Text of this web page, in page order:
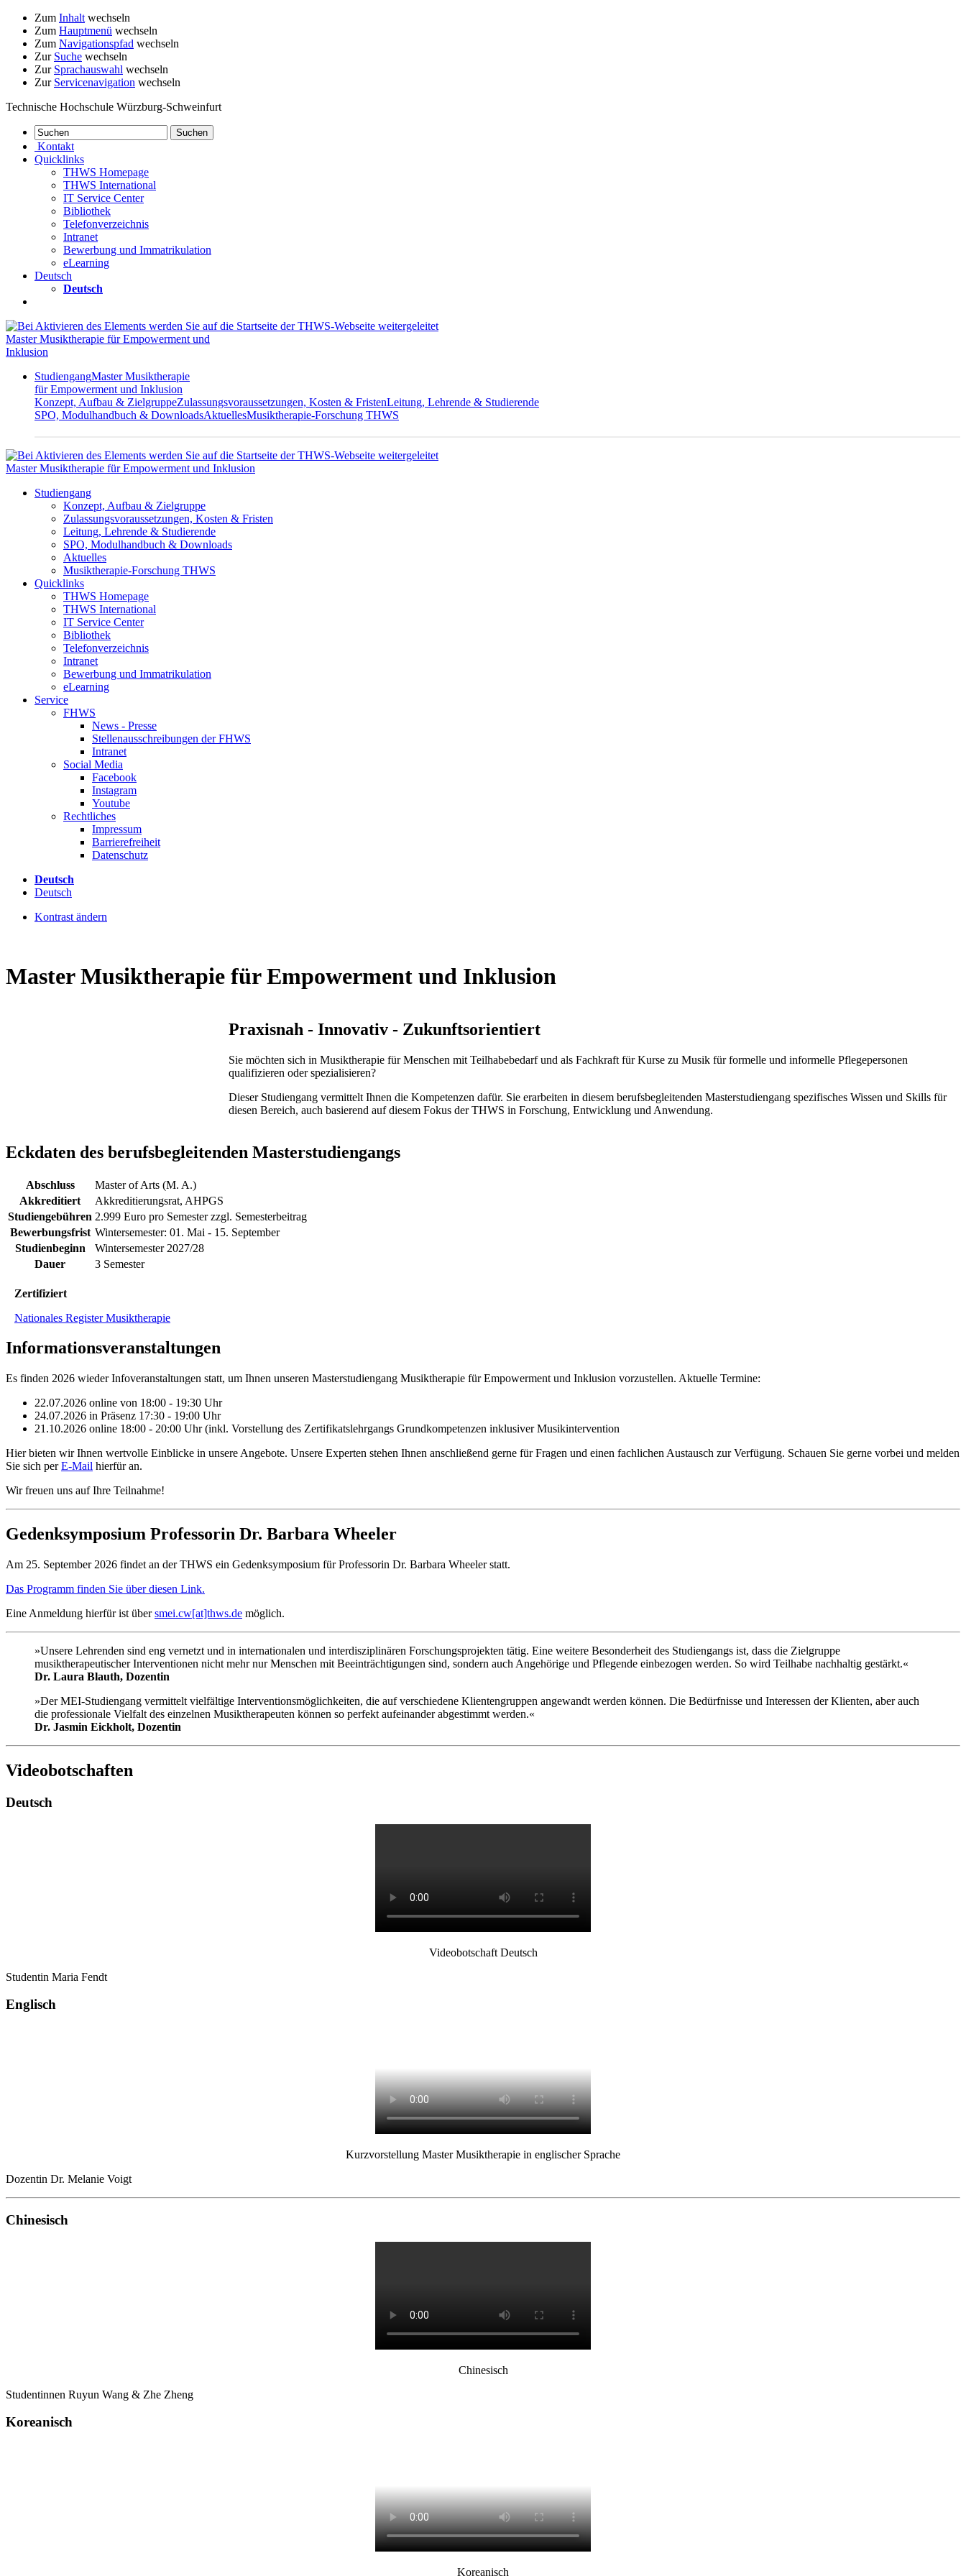
Zum Inhalt wechseln
Zum Hauptmenü wechseln
Zum Navigationspfad wechseln
Zur Suche wechseln
Zur Sprachauswahl wechseln
Zur Servicenavigation wechseln
Technische Hochschule Würzburg-Schweinfurt
Kontakt
Quicklinks
THWS Homepage
THWS International
IT Service Center
Bibliothek
Telefonverzeichnis
Intranet
Bewerbung und Immatrikulation
eLearning
Deutsch
Deutsch
Master Musiktherapie für Empowerment und
Inklusion
StudiengangMaster Musiktherapie
für Empowerment und Inklusion
Konzept, Aufbau & ZielgruppeZulassungsvoraussetzungen, Kosten & FristenLeitung, Lehrende & Studierende
SPO, Modulhandbuch & DownloadsAktuellesMusiktherapie-Forschung THWS
Master Musiktherapie für Empowerment und Inklusion
Studiengang
Konzept, Aufbau & Zielgruppe
Zulassungsvoraussetzungen, Kosten & Fristen
Leitung, Lehrende & Studierende
SPO, Modulhandbuch & Downloads
Aktuelles
Musiktherapie-Forschung THWS
Quicklinks
THWS Homepage
THWS International
IT Service Center
Bibliothek
Telefonverzeichnis
Intranet
Bewerbung und Immatrikulation
eLearning
Service
FHWS
News - Presse
Stellenausschreibungen der FHWS
Intranet
Social Media
Facebook
Instagram
Youtube
Rechtliches
Impressum
Barrierefreiheit
Datenschutz
Deutsch
Deutsch
Kontrast ändern
Master Musiktherapie für Empowerment und Inklusion
Praxisnah - Innovativ - Zukunftsorientiert
Sie möchten sich in Musiktherapie für Menschen mit Teilhabebedarf und als Fachkraft für Kurse zu Musik für formelle und informelle Pflegepersonen
qualifizieren oder spezialisieren?
Dieser Studiengang vermittelt Ihnen die Kompetenzen dafür. Sie erarbeiten in diesem berufsbegleitenden Masterstudiengang spezifisches Wissen und Skills für
diesen Bereich, auch basierend auf diesem Fokus der THWS in Forschung, Entwicklung und Anwendung.
Eckdaten des berufsbegleitenden Masterstudiengangs
Abschluss
Master of Arts (M. A.)
Akkreditiert
Akkreditierungsrat, AHPGS
Studiengebühren 2.999 Euro pro Semester zzgl. Semesterbeitrag
Bewerbungsfrist Wintersemester: 01. Mai - 15. September
Studienbeginn
Wintersemester 2027/28
Dauer
3 Semester
Zertifiziert
Nationales Register Musiktherapie
Informationsveranstaltungen
Es finden 2026 wieder Infoveranstaltungen statt, um Ihnen unseren Masterstudiengang Musiktherapie für Empowerment und Inklusion vorzustellen. Aktuelle Termine:
22.07.2026 online von 18:00 - 19:30 Uhr
24.07.2026 in Präsenz 17:30 - 19:00 Uhr
21.10.2026 online 18:00 - 20:00 Uhr (inkl. Vorstellung des Zertifikatslehrgangs Grundkompetenzen inklusiver Musikintervention
Hier bieten wir Ihnen wertvolle Einblicke in unsere Angebote. Unsere Experten stehen Ihnen anschließend gerne für Fragen und einen fachlichen Austausch zur Verfügung. Schauen Sie gerne vorbei und melden
Sie sich perE-Mail hierfür an.
Wir freuen uns auf Ihre Teilnahme!
Gedenksymposium Professorin Dr. Barbara Wheeler
Am 25. September 2026 findet an der THWS ein Gedenksymposium für Professorin Dr. Barbara Wheeler statt.
Das Programm finden Sie über diesen Link.
Eine Anmeldung hierfür ist übersmei.cw[at]thws.de möglich.
»Unsere Lehrenden sind eng vernetzt und in internationalen und interdisziplinären Forschungsprojekten tätig. Eine weitere Besonderheit des Studiengangs ist, dass die Zielgruppe
musiktherapeutischer Interventionen nicht mehr nur Menschen mit Beeinträchtigungen sind, sondern auch Angehörige und Pflegende einbezogen werden. So wird Teilhabe nachhaltig gestärkt.«
Dr. Laura Blauth, Dozentin
»Der MEI-Studiengang vermittelt vielfältige Interventionsmöglichkeiten, die auf verschiedene Klientengruppen angewandt werden können. Die Bedürfnisse und Interessen der Klienten, aber auch
die professionale Vielfalt des einzelnen Musiktherapeuten können so perfekt aufeinander abgestimmt werden.«
Dr. Jasmin Eickholt, Dozentin
Videobotschaften
Deutsch
Videobotschaft Deutsch
Studentin Maria Fendt
Englisch
Kurzvorstellung Master Musiktherapie in englischer Sprache
Dozentin Dr. Melanie Voigt
Chinesisch
Chinesisch
Studentinnen Ruyun Wang & Zhe Zheng
Koreanisch
Koreanisch